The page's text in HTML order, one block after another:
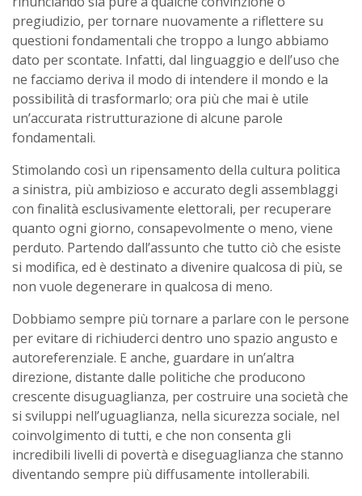
pregiudizio, per tornare nuovamente a riflettere su
questioni fondamentali che troppo a lungo abbiamo
dato per scontate. Infatti, dal linguaggio e dell’uso che
ne facciamo deriva il modo di intendere il mondo e la
possibilità di trasformarlo; ora più che mai è utile
un’accurata ristrutturazione di alcune parole
fondamentali.
Stimolando così un ripensamento della cultura politica
a sinistra, più ambizioso e accurato degli assemblaggi
con finalità esclusivamente elettorali, per recuperare
quanto ogni giorno, consapevolmente o meno, viene
perduto. Partendo dall’assunto che tutto ciò che esiste
si modifica, ed è destinato a divenire qualcosa di più, se
non vuole degenerare in qualcosa di meno.
Dobbiamo sempre più tornare a parlare con le persone
per evitare di richiuderci dentro uno spazio angusto e
autoreferenziale. E anche, guardare in un’altra
direzione, distante dalle politiche che producono
crescente disuguaglianza, per costruire una società che
si sviluppi nell’uguaglianza, nella sicurezza sociale, nel
coinvolgimento di tutti, e che non consenta gli
incredibili livelli di povertà e diseguaglianza che stanno
diventando sempre più diffusamente intollerabili.